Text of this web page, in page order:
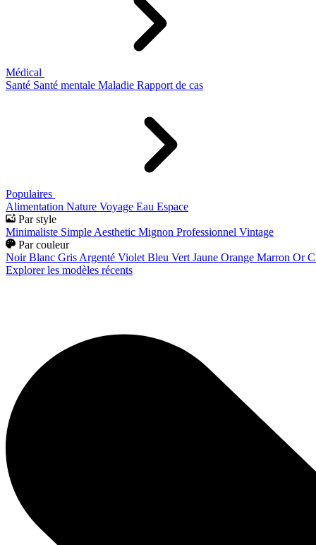
Médical
Santé Santé mentale Maladie Rapport de cas
Populaires
Alimentation Nature Voyage Eau Espace
Par style
Minimaliste Simple Aesthetic Mignon Professionnel Vintage
Par couleur
Noir Blanc Gris Argenté Violet Bleu Vert Jaune Orange Marron Or
Explorer les modèles récents